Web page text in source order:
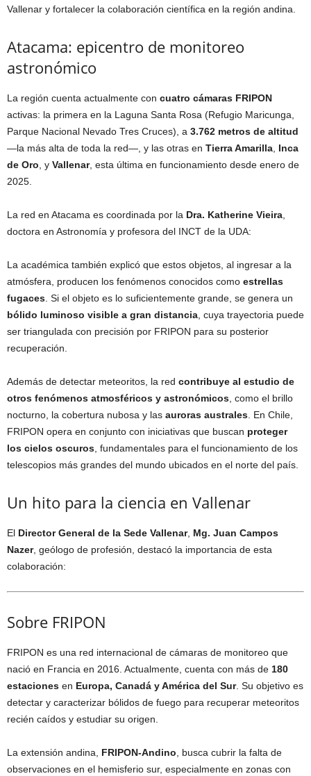
Vallenar y fortalecer la colaboración científica en la región andina.
Atacama: epicentro de monitoreo
astronómico
La región cuenta actualmente con cuatro cámaras FRIPON
activas: la primera en la Laguna Santa Rosa (Refugio Maricunga,
Parque Nacional Nevado Tres Cruces), a 3.762 metros de altitud
—la más alta de toda la red—, y las otras en Tierra Amarilla, Inca
de Oro, y Vallenar, esta última en funcionamiento desde enero de
2025.
La red en Atacama es coordinada por la Dra. Katherine Vieira,
doctora en Astronomía y profesora del INCT de la UDA:
La académica también explicó que estos objetos, al ingresar a la
atmósfera, producen los fenómenos conocidos como estrellas
fugaces. Si el objeto es lo suficientemente grande, se genera un
bólido luminoso visible a gran distancia, cuya trayectoria puede
ser triangulada con precisión por FRIPON para su posterior
recuperación.
Además de detectar meteoritos, la red contribuye al estudio de
otros fenómenos atmosféricos y astronómicos, como el brillo
nocturno, la cobertura nubosa y las auroras australes. En Chile,
FRIPON opera en conjunto con iniciativas que buscan proteger
los cielos oscuros, fundamentales para el funcionamiento de los
telescopios más grandes del mundo ubicados en el norte del país.
Un hito para la ciencia en Vallenar
El Director General de la Sede Vallenar, Mg. Juan Campos
Nazer, geólogo de profesión, destacó la importancia de esta
colaboración:
Sobre FRIPON
FRIPON es una red internacional de cámaras de monitoreo que
nació en Francia en 2016. Actualmente, cuenta con más de 180
estaciones en Europa, Canadá y América del Sur. Su objetivo es
detectar y caracterizar bólidos de fuego para recuperar meteoritos
recién caídos y estudiar su origen.
La extensión andina, FRIPON-Andino, busca cubrir la falta de
observaciones en el hemisferio sur, especialmente en zonas con